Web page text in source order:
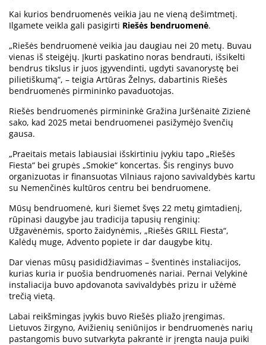
Kai kurios bendruomenės veikia jau ne vieną dešimtmetį.
Ilgamete veikla gali pasigirti Riešės bendruomenė.
„Riešės bendruomenė veikia jau daugiau nei 20 metų. Buvau
vienas iš steigėjų. Įkurti paskatino noras bendrauti, išsikelti
bendrus tikslus ir juos įgyvendinti, ugdyti savanorystę bei
pilietiškumą“, – teigia Artūras Želnys, dabartinis Riešės
bendruomenės pirmininko pavaduotojas.
Riešės bendruomenės pirmininkė Gražina Juršėnaitė Zizienė
sako, kad 2025 metai bendruomenei pasižymėjo švenčių
gausa.
„Praeitais metais labiausiai išskirtiniu įvykiu tapo „Riešės
Fiesta“ bei grupės „Smokie“ koncertas. Šis renginys buvo
organizuotas ir finansuotas Vilniaus rajono savivaldybės kartu
su Nemenčinės kultūros centru bei bendruomene.
Mūsų bendruomenė, kuri šiemet švęs 22 metų gimtadienį,
rūpinasi daugybe jau tradicija tapusių renginių:
Užgavėnėmis, sporto žaidynėmis, „Riešės GRILL Fiesta“,
Kalėdų muge, Advento popiete ir dar daugybe kitų.
Dar vienas mūsų pasididžiavimas – šventinės instaliacijos,
kurias kuria ir puošia bendruomenės nariai. Pernai Velykinė
instaliacija buvo apdovanota savivaldybės prizu ir užėmė
trečią vietą.
Labai reikšmingas įvykis buvo Riešės pliažo įrengimas.
Lietuvos žirgyno, Avižienių seniūnijos ir bendruomenės narių
pastangomis buvo sutvarkyta pakrantė ir įrengta nauja puiki